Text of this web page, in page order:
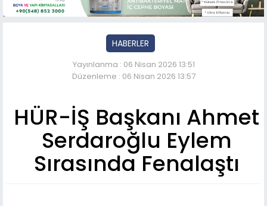
HABERLER
Yayınlanma : 06 Nisan 2026 13:51
Düzenleme : 06 Nisan 2026 13:57
HÜR-İŞ Başkanı Ahmet
Serdaroğlu Eylem
Sırasında Fenalaştı